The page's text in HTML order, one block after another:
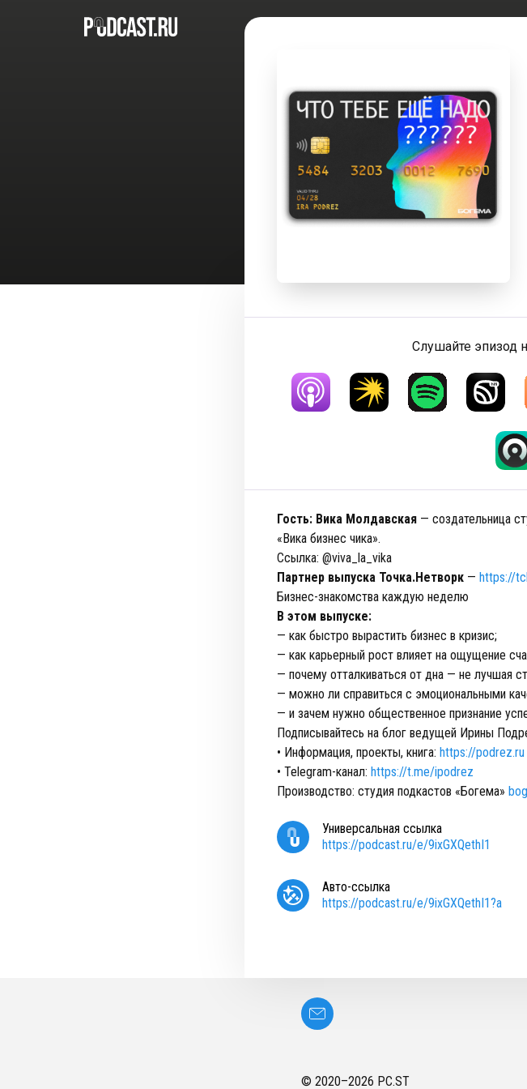
Слушайте эпизод
Гость: Вика Молдавская — создательница
«Вика бизнес чика».
Ссылка: @viva_la_vika
Партнер выпуска Точка.Нетворк — https://
Бизнес-знакомства каждую неделю
В этом выпуске:
— как быстро вырастить бизнес в кризис;
— как карьерный рост влияет на ощущение
— почему отталкиваться от дна — не лучшая
— можно ли справиться с эмоциональными
— и зачем нужно общественное признание
Подписывайтесь на блог ведущей Ирины
• Информация, проекты, книга: https://podrez.ru
• Telegram-канал: https://t.me/ipodrez
Производство: студия подкастов «Богема»
Универсальная ссылка
https://podcast.ru/e/9ixGXQethI1
Авто-ссылка
https://podcast.ru/e/9ixGXQethI1?a
© 2020–2026 PC.ST